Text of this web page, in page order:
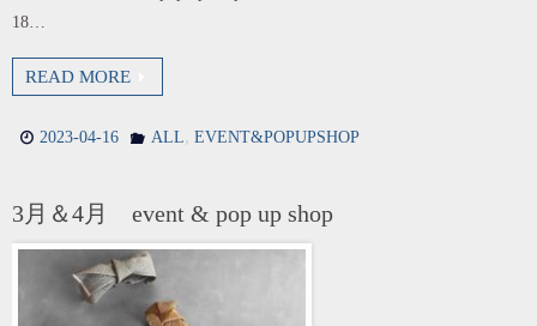
18…
READ MORE
2023-04-16 ALL, EVENT&POPUPSHOP
3月＆4月 event & pop up shop